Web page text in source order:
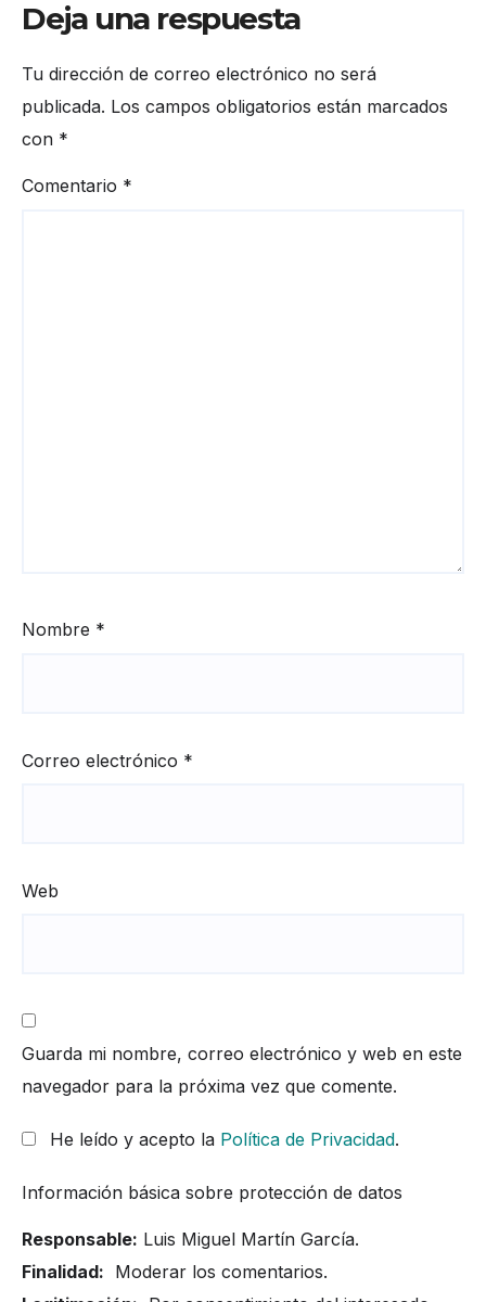
Deja una respuesta
Tu dirección de correo electrónico no será
publicada. Los campos obligatorios están marcados
con *
Comentario *
Nombre *
Correo electrónico *
Web
Guarda mi nombre, correo electrónico y web en este
navegador para la próxima vez que comente.
He leído y acepto la Política de Privacidad.
Información básica sobre protección de datos
Responsable: Luis Miguel Martín García.
Finalidad: Moderar los comentarios.